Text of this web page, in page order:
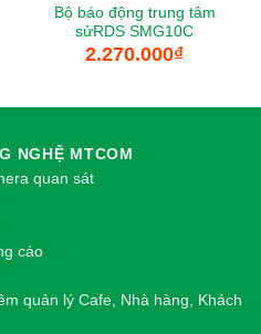
Bộ báo động trung tâm
sửRDS SMG10C
2.270.000₫
NGHỆ MTCOM
quan sát
cáo
quản lý Cafe, Nhà hàng, Khách